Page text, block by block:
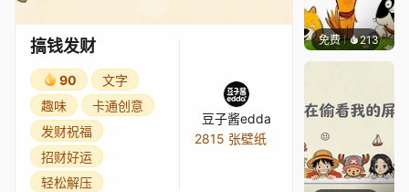
搞钱发财
90
文字
趣味
卡通创意
发财祝福
招财好运
轻松解压
豆子酱edda
2815 张壁纸
免费 213渔小小